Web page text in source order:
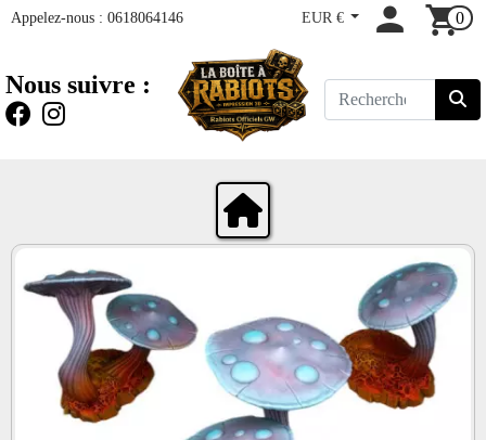
Appelez-nous : 0618064146 EUR € 0
Nous suivre :